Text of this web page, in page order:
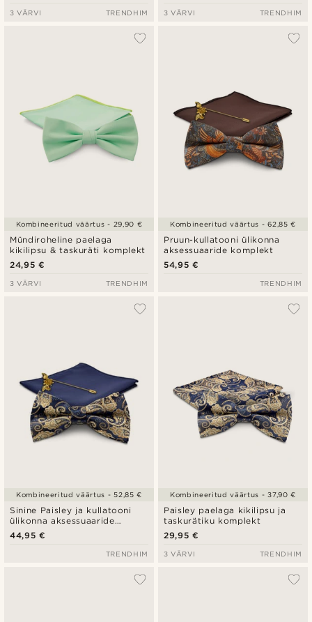
3 VÄRVI TRENDHIM 3 VÄRVI TRENDHIM
Mündiroheline paelaga
kikilipsu & taskuräti komplekt
24,95 €
Kombineeritud väärtus - 29,90 €
3 VÄRVI TRENDHIM
Pruun-kullatooni ülikonna
aksessuaaride komplekt
54,95 €
Kombineeritud väärtus - 62,85 €
TRENDHIM
Sinine Paisley ja kullatooni
ülikonna aksessuaaride
komplekt
44,95 €
Kombineeritud väärtus - 52,85 €
TRENDHIM
Paisley paelaga kikilipsu ja
taskurätiku komplekt
29,95 €
Kombineeritud väärtus - 37,90 €
3 VÄRVI TRENDHIM